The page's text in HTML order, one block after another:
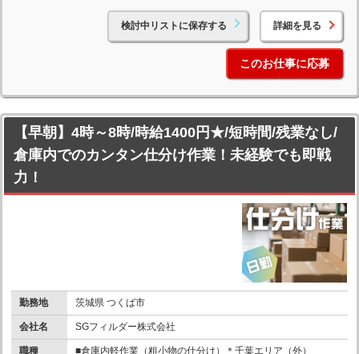
検討中リストに保存する 詳細を見る
このお仕事に応募
【早朝】4時～8時/時給1400円★/短時間/残業なし/
倉庫内でのカンタン仕分け作業！未経験でも即戦
力！
勤務地 茨城県 つくば市
会社名 SGフィルダー株式会社
職種 ■倉庫内軽作業（粗小物の仕分け）＊千葉エリア（外）